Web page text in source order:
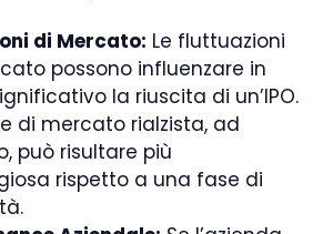
di Mercato: Le fluttuazioni
possono influenzare in
la riuscita di un’IPO.
di mercato rialzista, ad
può risultare più
rispetto a una fase di